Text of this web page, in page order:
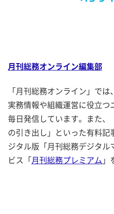
月刊総務オンライン編集部
「月刊総務オンライン」で
実務情報や組織運営に役立
毎日発信しています。また、
の引き出し」といった有料記
ジタル版「月刊総務デジタ
ビス「月刊総務プレミアム 」